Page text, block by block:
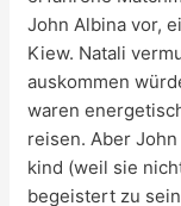
John Albina vor,
Kiew. Natali
auskommen
waren
reisen. Aber
kind (weil sie
begeistert zu